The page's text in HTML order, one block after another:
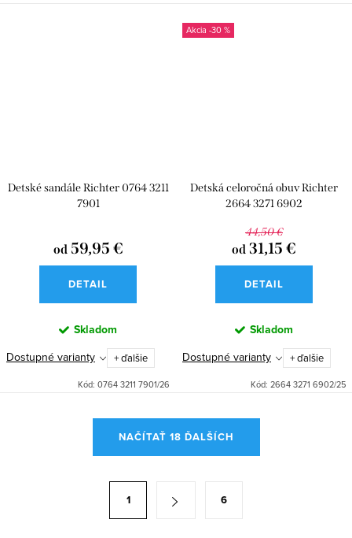
Detské sandále Richter 0764 3211
7901
od59,95 €
DETAIL
Skladom
Dostupné varianty + ďalšie
Kód: 0764 3211 7901/26
-30 %
Detská celoročná obuv Richter
2664 3271 6902
44,50 €
od 31,15 €
DETAIL
Skladom
Dostupné varianty + ďalšie
Kód: 2664 3271 6902/25
NAČÍTAŤ 18 ĎALŠÍCH
1 6